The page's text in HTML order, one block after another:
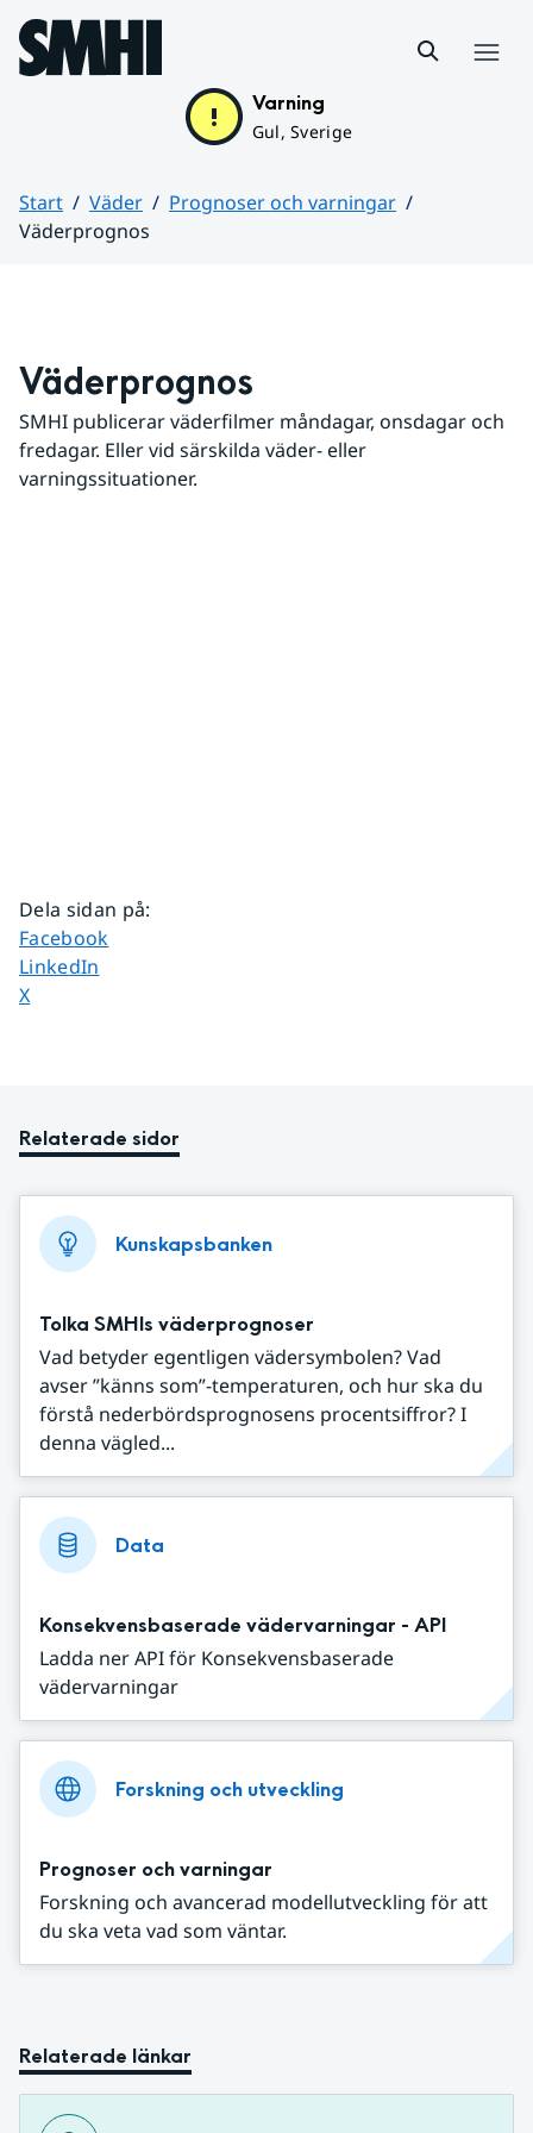
Hoppa till sidans innehåll
Varning
Gul, Sverige
Start Väder
Prognoser och varningar
Väderprognos
Väderprognos
SMHI publicerar väderfilmer måndagar, onsdagar och
fredagar. Eller vid särskilda väder- eller
varningssituationer.
Dela sidan på:
Dela sidan på
Facebook
Dela sidan på
LinkedIn
Dela sidan på
X
Relaterade sidor
Kunskapsbanken
Tolka SMHIs väderprognoser
Vad betyder egentligen vädersymbolen? Vad
avser ”känns som”-temperaturen, och hur ska du
förstå nederbördsprognosens procentsiffror? I
denna vägled...
Data
Konsekvensbaserade vädervarningar - API
Ladda ner API för Konsekvensbaserade
vädervarningar
Forskning och utveckling
Prognoser och varningar
Forskning och avancerad modellutveckling för att
du ska veta vad som väntar.
Relaterade länkar